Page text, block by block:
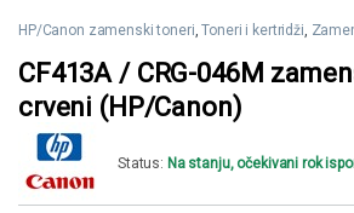
HP/Canon zamenski toneri,Toneri i kertridži,
CF413A / CRG-046M
crveni (HP/Canon)
Status: Na stanju, očekivani rok